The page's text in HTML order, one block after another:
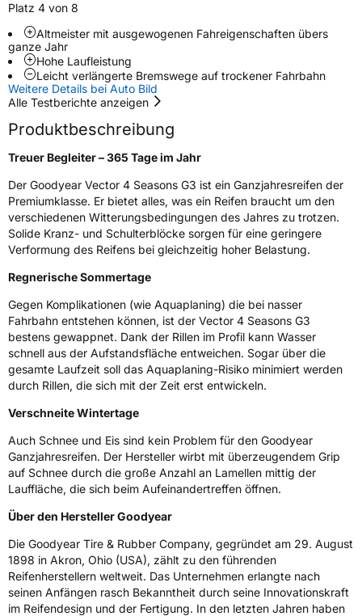
Rollgeräusch (Klasse)
Rollgeräusch (dB)71
FahrzeugklasseC1
3PMSF / Schneeflockensymbol / Alpine-Symbol
EisgripNein
EPREL ID714935
Allgemeine Produktsicherheit (GPSR)
HerstellerkontaktGoodyear S.A. Innovation Center Avenue
www.goodyear.eu
Platz 4 von 8
Altmeister mit ausgewogenen Fahreigenschaften übers
ganze Jahr
Hohe Laufleistung
Leicht verlängerte Bremswege auf trockener Fahrbahn
Weitere Details bei Auto Bild
Alle Testberichte anzeigen
Produktbeschreibung
Treuer Begleiter – 365 Tage im Jahr
Der Goodyear Vector 4 Seasons G3 ist ein Ganzjahresreifen der
Premiumklasse. Er bietet alles, was ein Reifen braucht um den
verschiedenen Witterungsbedingungen des Jahres zu trotzen.
Solide Kranz- und Schulterblöcke sorgen für eine geringere
Verformung des Reifens bei gleichzeitig hoher Belastung.
Regnerische Sommertage
Gegen Komplikationen (wie Aquaplaning) die bei nasser
Fahrbahn entstehen können, ist der Vector 4 Seasons G3
bestens gewappnet. Dank der Rillen im Profil kann Wasser
schnell aus der Aufstandsfläche entweichen. Sogar über die
gesamte Laufzeit soll das Aquaplaning-Risiko minimiert werden
durch Rillen, die sich mit der Zeit erst entwickeln.
Verschneite Wintertage
Auch Schnee und Eis sind kein Problem für den Goodyear
Ganzjahresreifen. Der Hersteller wirbt mit überzeugendem Grip
auf Schnee durch die große Anzahl an Lamellen mittig der
Lauffläche, die sich beim Aufeinandertreffen öffnen.
Über den Hersteller Goodyear
Die Goodyear Tire & Rubber Company, gegründet am 29. August
1898 in Akron, Ohio (USA), zählt zu den führenden
Reifenherstellern weltweit. Das Unternehmen erlangte nach
seinen Anfängen rasch Bekanntheit durch seine Innovationskraft
im Reifendesign und der Fertigung. In den letzten Jahren haben